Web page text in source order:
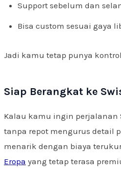
Support sebelum dan
Bisa custom sesuai gaya
Jadi kamu tetap punya
Siap Berangkat ke
Kalau kamu ingin perjalanan
tanpa repot mengurus detail
menarik dengan biaya
Eropa yang tetap terasa